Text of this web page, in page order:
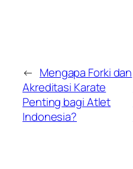
← Mengapa Forki dan
Akreditasi Karate
Penting bagi Atlet
Indonesia?